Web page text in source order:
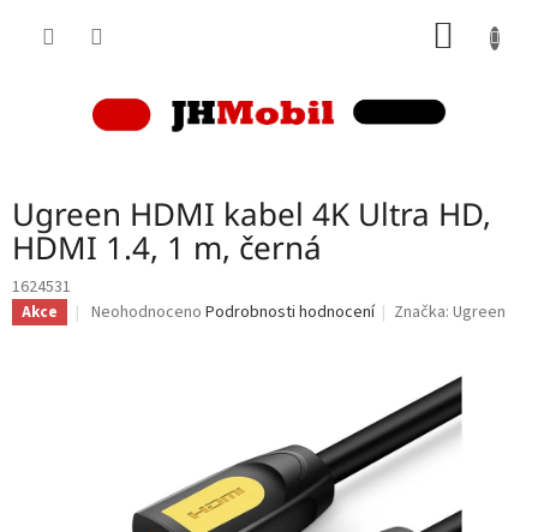
Ugreen HDMI kabel 4K Ultra HD,
HDMI 1.4, 1 m, černá
1624531
Akce
Průměrné
Neohodnoceno Podrobnosti hodnocení Značka:Ugreen